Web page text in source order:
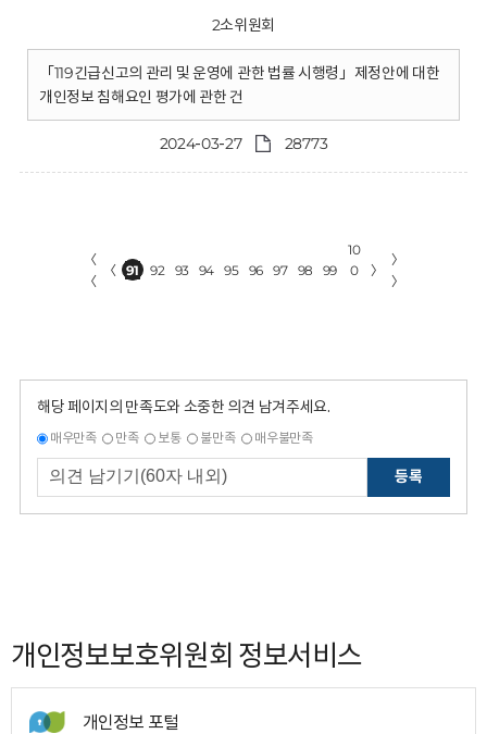
2소위원회
「119긴급신고의 관리 및 운영에 관한 법률 시행령」제정안에 대한
개인정보 침해요인 평가에 관한 건
2024-03-27 28773
〈
〈
〈 91 92 93 94 95 96 97 98 99
10
0
〉
〉
〉
해당 페이지의 만족도와 소중한 의견 남겨주세요.
매우만족 만족 보통 불만족 매우불만족
등록
개인정보보호위원회 정보서비스
개인정보 포털